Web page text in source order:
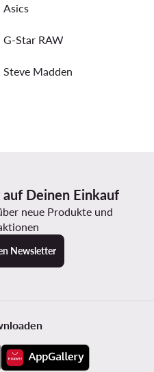
Asics
G-Star RAW
Steve Madden
Deinen Einkauf
neue Produkte und
Newsletter